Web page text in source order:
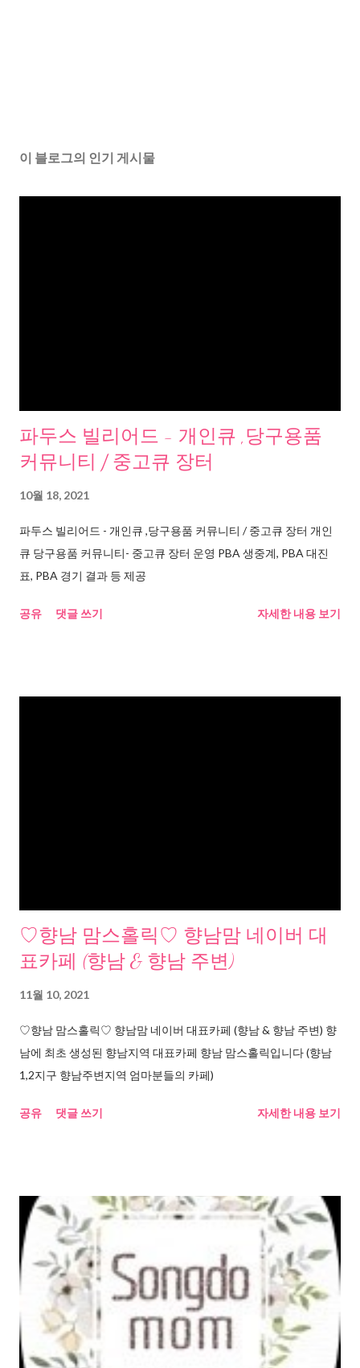
이 블로그의 인기 게시물
파두스 빌리어드 - 개인큐 ,당구용품
커뮤니티 / 중고큐 장터
10월 18, 2021
파두스 빌리어드 - 개인큐 ,당구용품 커뮤니티 / 중고큐 장터 개인
큐 당구용품 커뮤니티- 중고큐 장터 운영 PBA 생중계, PBA 대진
표, PBA 경기 결과 등 제공
공유 댓글 쓰기 자세한 내용 보기
♡향남 맘스홀릭♡ 향남맘 네이버 대
표카페 (향남 & 향남 주변)
11월 10, 2021
♡향남 맘스홀릭♡ 향남맘 네이버 대표카페 (향남 & 향남 주변) 향
남에 최초 생성된 향남지역 대표카페 향남 맘스홀릭입니다 (향남
1,2지구 향남주변지역 엄마분들의 카페)
공유 댓글 쓰기 자세한 내용 보기